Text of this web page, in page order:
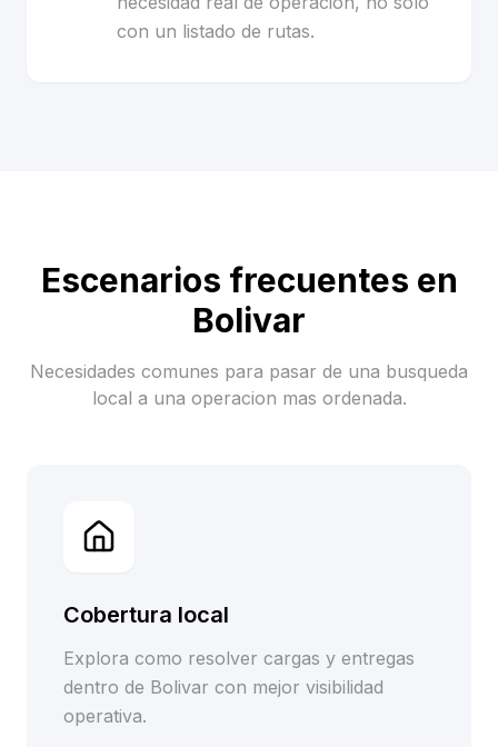
con un listado de rutas.
Escenarios frecuentes en
Bolivar
Necesidades comunes para pasar de una busqueda
local a una operacion mas ordenada.
Cobertura local
Explora como resolver cargas y entregas
dentro de Bolivar con mejor visibilidad
operativa.